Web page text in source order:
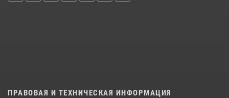
ПРАВОВАЯ И ТЕХНИЧЕСКАЯ ИНФОРМАЦИЯ